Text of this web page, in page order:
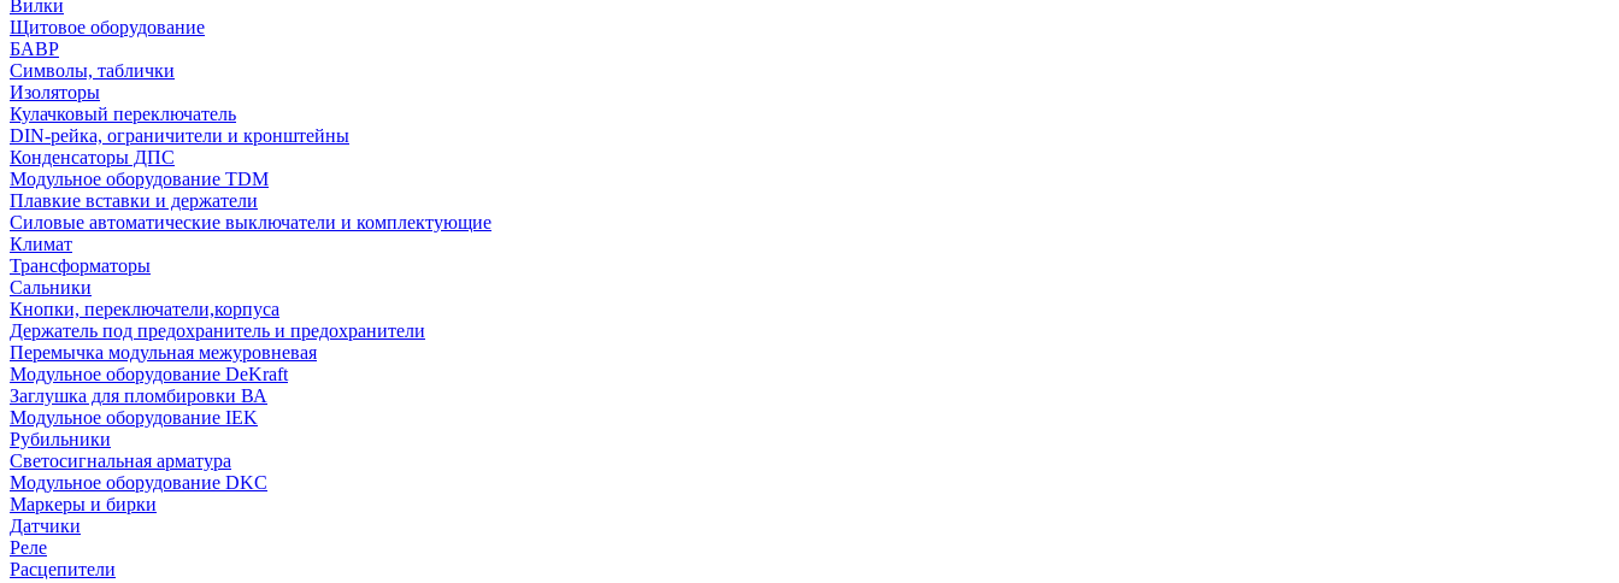
Вилки
Щитовое оборудование
БАВР
Символы, таблички
Изоляторы
Кулачковый переключатель
DIN-рейка, ограничители и кронштейны
Конденсаторы ДПС
Модульное оборудование TDM
Плавкие вставки и держатели
Силовые автоматические выключатели и комплектующие
Климат
Трансформаторы
Сальники
Кнопки, переключатели,корпуса
Держатель под предохранитель и предохранители
Перемычка модульная межуровневая
Модульное оборудование DeKraft
Заглушка для пломбировки ВА
Модульное оборудование IEK
Рубильники
Светосигнальная арматура
Модульное оборудование DKC
Маркеры и бирки
Датчики
Реле
Расцепители